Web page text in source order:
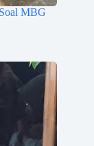
MBG